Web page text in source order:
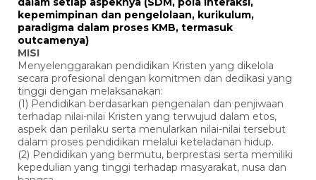
kepemimpinan dan pengelolaan, kurikulum,
paradigma dalam proses KMB, termasuk
outcamenya)
MISI
Menyelenggarakan pendidikan Kristen yang dikelola
secara profesional dengan komitmen dan dedikasi yang
tinggi dengan melaksanakan:
(1) Pendidikan berdasarkan pengenalan dan penjiwaan
terhadap nilai-nilai Kristen yang terwujud dalam etos,
aspek dan perilaku serta menularkan nilai-nilai tersebut
dalam proses pendidikan melalui keteladanan hidup.
(2) Pendidikan yang bermutu, berprestasi serta memiliki
kepedulian yang tinggi terhadap masyarakat, nusa dan